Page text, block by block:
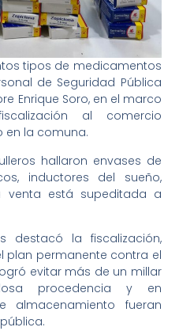
tipos de medicamentos
de Seguridad Pública
Enrique Soro, en el marco
al comercio
en la comuna.
hallaron envases de
inductores del sueño,
venta está supeditada a
destacó la fiscalización,
plan permanente contra el
evitar más de un millar
procedencia y en
almacenamiento fueran